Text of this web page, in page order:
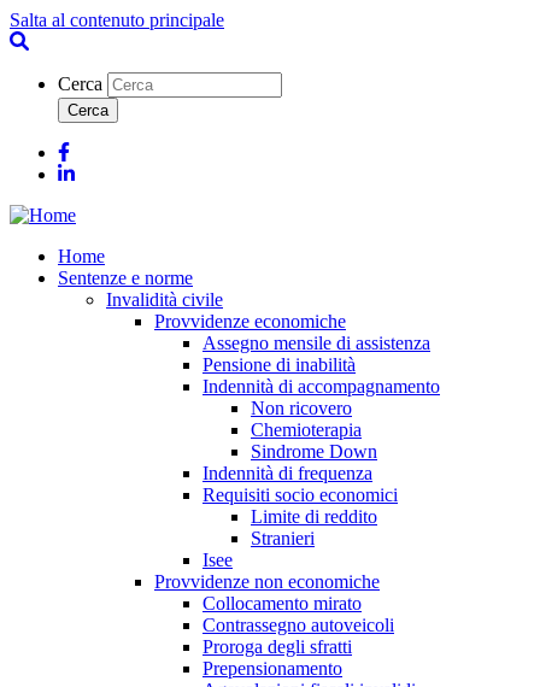
Salta al contenuto principale
Cerca
Facebook
Linkedin
Home
Sentenze e norme
Invalidità civile
Provvidenze economiche
Assegno mensile di assistenza
Pensione di inabilità
Indennità di accompagnamento
Non ricovero
Chemioterapia
Sindrome Down
Indennità di frequenza
Requisiti socio economici
Limite di reddito
Stranieri
Isee
Provvidenze non economiche
Collocamento mirato
Contrassegno autoveicoli
Proroga degli sfratti
Prepensionamento